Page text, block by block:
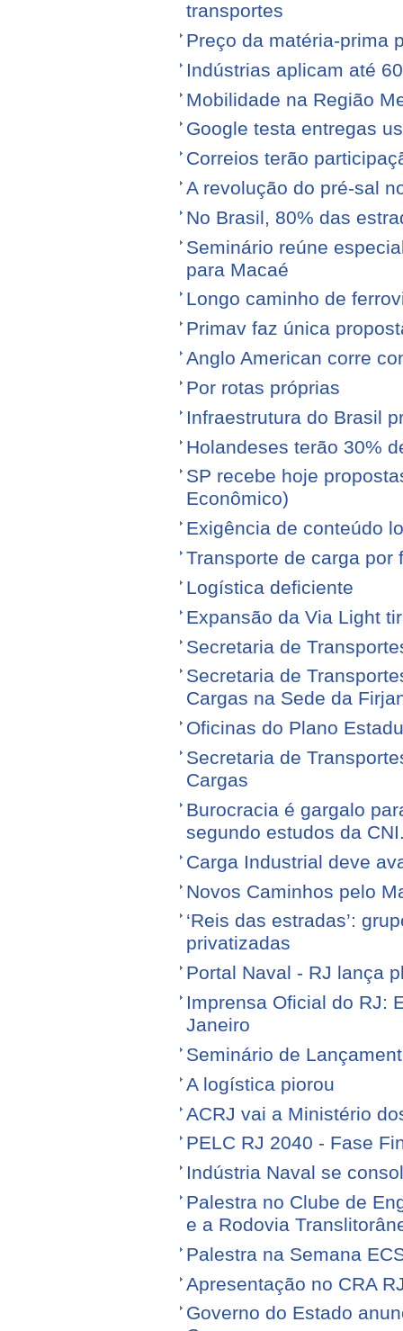
transportes
Preço da matéria-prima
Indústrias aplicam até
Mobilidade na Região
Google testa entregas
Correios terão
A revolução do pré-sal
No Brasil, 80% das
Seminário reúne
para Macaé
Longo caminho de
Primav faz única
Anglo American corre
Por rotas próprias
Infraestrutura do Brasil
Holandeses terão 30%
SP recebe hoje
Econômico)
Exigência de conteúdo
Transporte de carga por
Logística deficiente
Expansão da Via Light
Secretaria de
Secretaria de
Cargas na Sede da
Oficinas do Plano
Secretaria de
Cargas
Burocracia é gargalo
segundo estudos da
Carga Industrial deve
Novos Caminhos pelo
‘Reis das estradas’:
privatizadas
Portal Naval - RJ lança
Imprensa Oficial do RJ:
Janeiro
Seminário de
A logística piorou
ACRJ vai a Ministério
PELC RJ 2040 - Fase
Indústria Naval se
Palestra no Clube de
e a Rodovia
Palestra na Semana
Apresentação no CRA
Governo do Estado